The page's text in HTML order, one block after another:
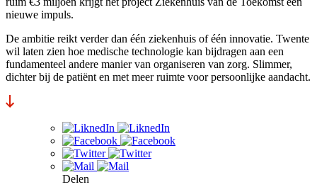
nieuwe impuls.
De ambitie reikt verder dan één ziekenhuis of één innovatie. Twente
wil laten zien hoe medische technologie kan bijdragen aan een
fundamenteel andere manier van organiseren van zorg. Slimmer,
dichter bij de patiënt en met meer ruimte voor persoonlijke aandacht.
Delen